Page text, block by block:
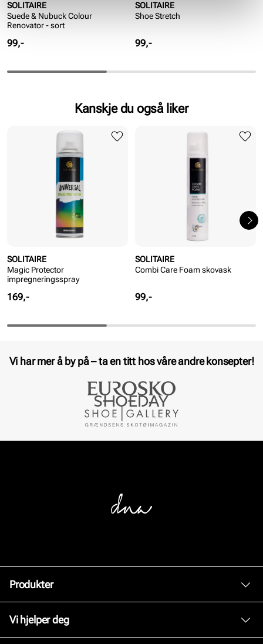
SOLITAIRE
Suede & Nubuck Colour
Renovator - sort
Pris
99,-
SOLITAIRE
Shoe Stretch
Pris
99,-
Kanskje du også liker
SOLITAIRE
Magic Protector
impregneringsspray
Pris
169,-
SOLITAIRE
Combi Care Foam skovask
Pris
99,-
Vi har mer å by på – ta en titt hos våre andre konsepter!
Produkter
Vi hjelper deg